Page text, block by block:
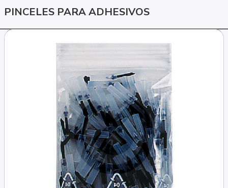
PINCELES PARA ADHESIVOS